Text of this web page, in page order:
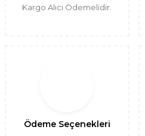
Kargo Alıcı Ödemelidir.
Ödeme Seçenekleri